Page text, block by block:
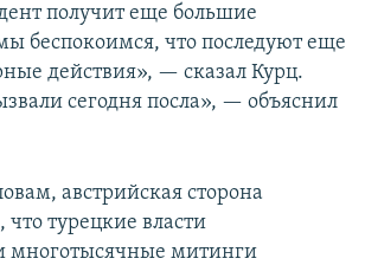
получит еще большие
беспокоимся, что последуют еще
действия», — сказал Курц.
сегодня посла», — объяснил
австрийская сторона
что турецкие власти
многотысячные митинги